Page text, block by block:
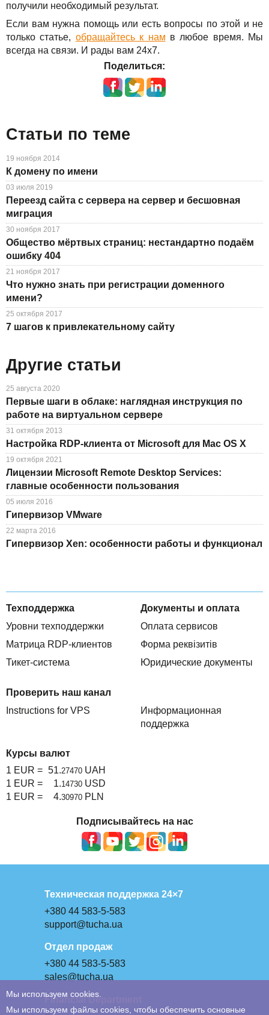
получили необходимый результат.
Если вам нужна помощь или есть вопросы по этой и не
только статье, обращайтесь к нам в любое время. Мы
всегда на связи. И рады вам 24х7.
Поделиться:
Статьи по теме
19 ноября 2014
К домену по имени
03 июля 2019
Переезд сайта с сервера на сервер и бесшовная
миграция
30 ноября 2017
Общество мёртвых страниц: нестандартно подаём
ошибку 404
21 ноября 2017
Что нужно знать при регистрации доменного
имени?
25 октября 2017
7 шагов к привлекательному сайту
Другие статьи
25 августа 2020
Первые шаги в облаке: наглядная инструкция по
работе на виртуальном сервере
31 октября 2013
Настройка RDP-клиента от Microsoft для Mac OS X
19 октября 2021
Лицензии Microsoft Remote Desktop Services:
главные особенности пользования
05 июля 2016
Гипервизор VMware
22 марта 2016
Гипервизор Xen: особенности работы и функционал
Техподдержка
Уровни техподдержки
Матрица RDP-клиентов
Тикет-система
Документы и оплата
Оплата сервисов
Форма реквізитів
Юридические документы
Проверить наш канал
Instructions for VPS
Информационная
поддержка
Курсы валют
1 EUR = 51.27470 UAH
1 EUR =
1.14730 USD
1 EUR =
4.30970 PLN
Подписывайтесь на нас
Техническая поддержка 24×7
+380 44 583-5-583
support@tucha.ua
Отдел продаж
+380 44 583-5-583
sales@tucha.ua
Financial Department
Мы используем cookies.
Мы используем файлы cookies, чтобы обеспечить основные